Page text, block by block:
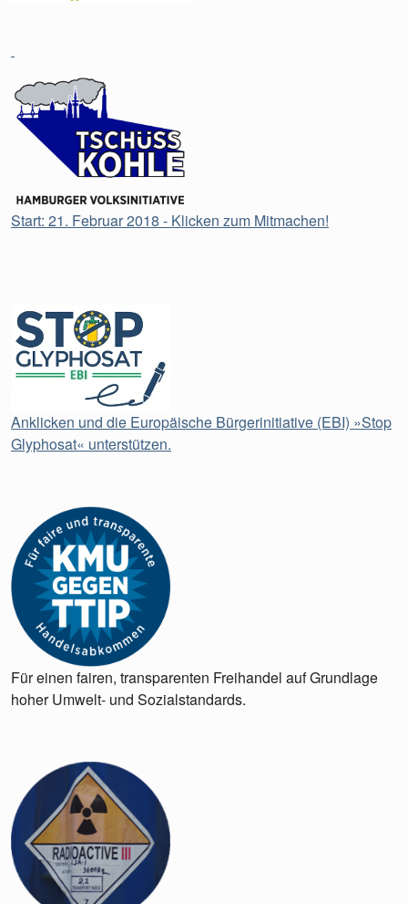
Start: 21. Februar 2018 - Klicken zum Mitmachen!
Anklicken und die Europäische Bürgerinitiative (EBI) »Stop
Glyphosat« unterstützen.
Für einen fairen, transparenten Freihandel auf Grundlage
hoher Umwelt- und Sozialstandards.